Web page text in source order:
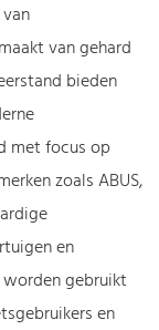
van gehard
bieden
met focus op
zoals ABUS,
en
gebruikt
en